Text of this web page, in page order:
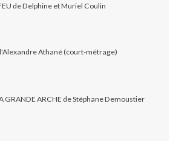
de Delphine et Muriel Coulin
Athané (court-métrage)
GRANDE ARCHE de Stéphane Demoustier